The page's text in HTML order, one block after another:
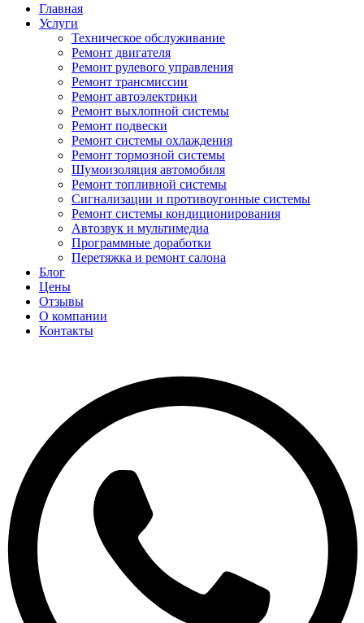
Главная
Услуги
Техническое обслуживание
Ремонт двигателя
Ремонт рулевого управления
Ремонт трансмиссии
Ремонт автоэлектрики
Ремонт выхлопной системы
Ремонт подвески
Ремонт системы охлаждения
Ремонт тормозной системы
Шумоизоляция автомобиля
Ремонт топливной системы
Сигнализации и противоугонные системы
Ремонт системы кондиционирования
Автозвук и мультимедиа
Программные доработки
Перетяжка и ремонт салона
Блог
Цены
Отзывы
О компании
Контакты